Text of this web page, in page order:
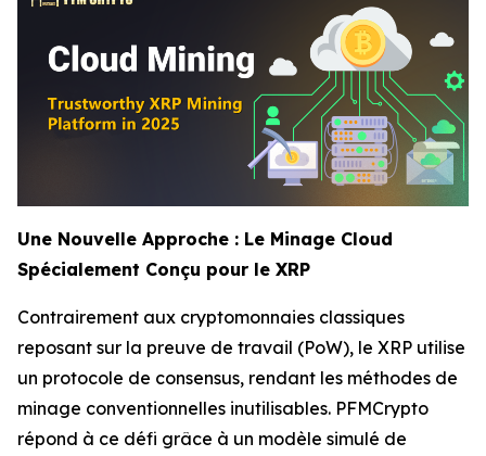
Une Nouvelle Approche : Le Minage Cloud
Spécialement Conçu pour le XRP
Contrairement aux cryptomonnaies classiques
reposant sur la preuve de travail (PoW), le XRP utilise
un protocole de consensus, rendant les méthodes de
minage conventionnelles inutilisables. PFMCrypto
répond à ce défi grâce à un modèle simulé de